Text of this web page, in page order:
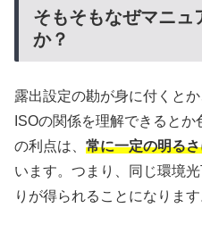
そもそもなぜマニュ
か？
露出設定の勘が身に付くと
ISOの関係を理解できると
の利点は、 常に一定の明る
います。つまり、同じ環境
りが得られることになります